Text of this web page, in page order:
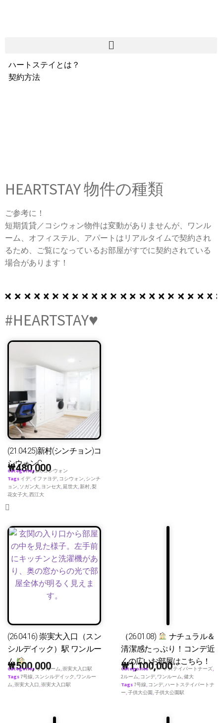
ハートステイとは？
契約方法
HEARTSTAY 物件の種類
ご参考に！
短期賃貸／コシウォン物件は変動がありませんが、ワンル
ーム、オフィステル、アパートはリアルタイムで契約され
るため、ご覧になっているお部屋がすでに契約されている
場合があります！
#HEARTSTAY♥
(21.04.25)新村(シンチョン)コ
シウォンC
₩480,000
Categoriesall,コシウォン
Tags イデ, イファヨデ, コシウォン, シンチ
ョン, ソガン大, ヨンセ大,延世大,新村,梨
花女子大,西江大
(26.04.16) 崇実大入口（スン
シルデイック）駅 ワンルー
ム
₩500,000
Categoriesワンルーム,崇実大入口駅
Tags7号線, スンシルデイック , ワンルー
ム,崇実大入口,崇実大入口駅
（26.01.08)
ナチュラル＆
清潔感たっぷり！コンデ近
くの広いお部屋はこちら！
₩1,100,000
Categories♥ ハートステイパートナーズ,
2ルーム, コンデ, ワンルーム,健大
Tags7号線, コンデ,ハートステイパートナ
ー,子供大公園 ,子供大公園駅